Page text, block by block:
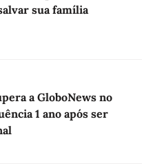
sua família
a GloboNews no
1 ano após ser